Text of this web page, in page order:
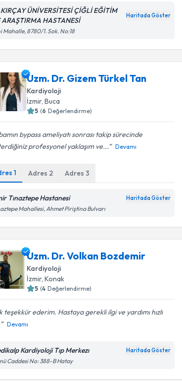
ÜNİVERSİTESİ ÇİĞLİ EĞİTİM
ARAŞTIRMA HASTANESİ
Haritada Göster
Mahalle, 8780/1. Sok. No:18
Uzm. Dr. Gizem Türkel Tan
Kardiyoloji
İzmir, Buca
5 (6 Değerlendirme)
bypass ameliyatı sonrası takip sürecinde
profesyonel yaklaşım ve...
Devamı
1 Adres 2 Adres3
Tınaztepe Hastanesi Haritada Göster
Mahallesi, Ahmet Piriştina Bulvarı
Uzm. Dr. Volkan Bozdemir
Kardiyoloji
İzmir, Konak
5 (4 Değerlendirme)
teşekkür ederim. Hastaya gerekli ilgi ve yardımı hızlı
Devamı
Kardiyoloji Tıp Merkezı Haritada Göster
Caddesi No: 388-B Hatay